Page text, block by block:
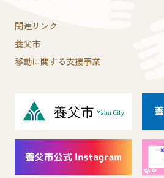
関連リンク
養父市
移動に関する支援事業